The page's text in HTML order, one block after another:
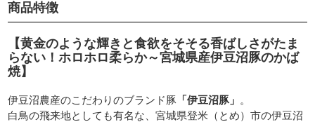
商品特徴
【黄金のような輝きと食欲をそそる香ばしさがたま
らない！ホロホロ柔らか～宮城県産伊豆沼豚のかば
焼】
伊豆沼農産のこだわりのブランド豚 「伊豆沼豚」 。
白鳥の飛来地としても有名な、宮城県登米（とめ）市の伊豆沼